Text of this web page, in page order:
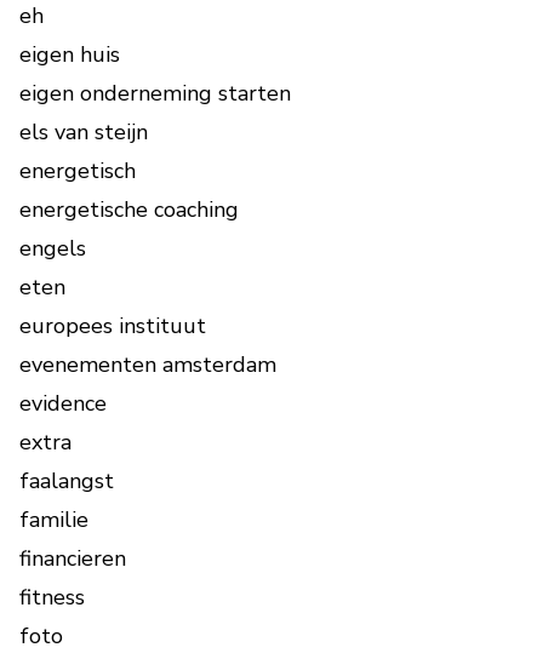
eh
eigen huis
eigen onderneming starten
els van steijn
energetisch
energetische coaching
engels
eten
europees instituut
evenementen amsterdam
evidence
extra
faalangst
familie
financieren
fitness
foto